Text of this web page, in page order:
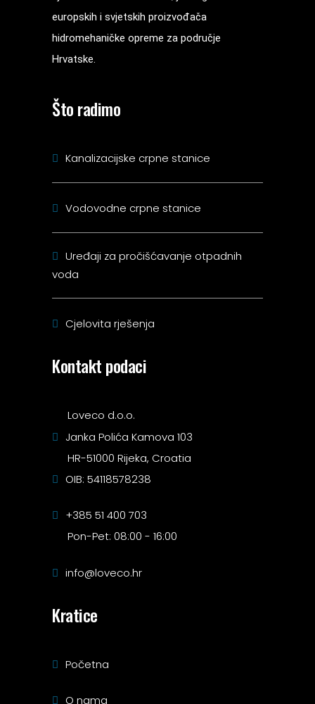
europskih i svjetskih proizvođača
hidromehaničke opreme za područje
Hrvatske.
Što radimo
Kanalizacijske crpne stanice
Vodovodne crpne stanice
Uređaji za pročišćavanje otpadnih
voda
Cjelovita rješenja
Kontakt podaci
Loveco d.o.o.
Janka Polića Kamova 103
HR-51000 Rijeka, Croatia
OIB: 54118578238
+385 51 400 703
Pon-Pet: 08:00 - 16:00
info@loveco.hr
Kratice
Početna
O nama